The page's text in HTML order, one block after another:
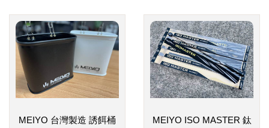
MEIYO 台灣製造 誘餌桶
MEIYO ISO MASTER 鈦